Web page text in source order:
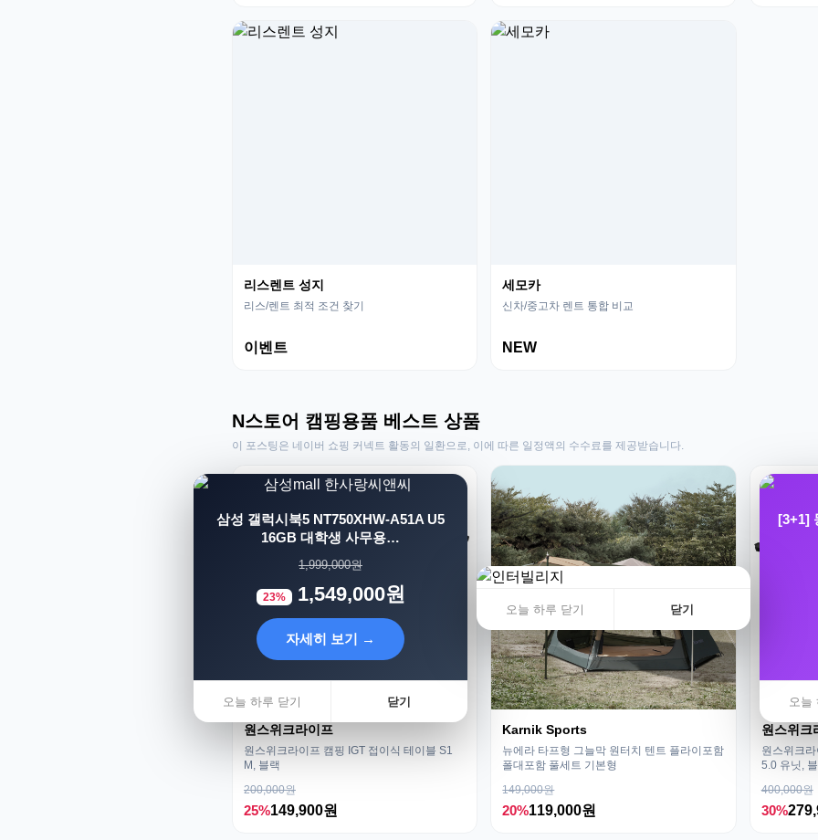
리스렌트 성지
리스/렌트 최적 조건 찾기
이벤트
세모카
신차/중고차 렌트 통합 비교
NEW
N스토어 캠핑용품 베스트 상품
이 포스팅은 네이버 쇼핑 커넥트 활동의 일환으로, 이에 따른 일정액의 수수료를 제공받습니다.
원스위크라이프
원스위크라이프 캠핑 IGT 접이식 테이블 S1
M, 블랙
200,000원
25%149,900원
Karnik Sports
뉴에라 타프형 그늘막 원터치 텐트 플라이포함
폴대포함 풀세트 기본형
149,000원
20%119,000원
원스위크
원스위크
5.0 유닛,
400,000원
30%
오늘 하루 닫기 닫기
[3+1]
오늘
삼성 갤럭시북5 NT750XHW-A51A U5
16GB 대학생 사무용…
1,999,000원
23% 1,549,000원
자세히 보기 →
오늘 하루 닫기 닫기